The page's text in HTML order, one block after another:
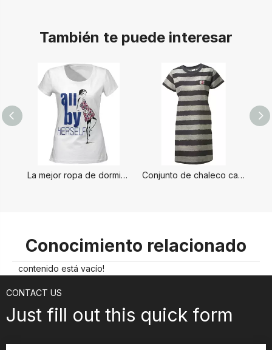
También te puede interesar
La mejor ropa de dormir para mujer Conjunto de chaleco caliente para damas
Conocimiento relacionado
contenido está vacío!
CONTACT US
Just fill out this quick form